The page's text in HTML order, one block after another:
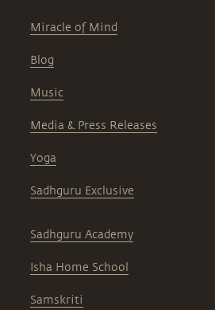
Miracle of Mind
Blog
Music
Media & Press Releases
Yoga
Sadhguru Exclusive
Sadhguru Academy
Isha Home School
Samskriti